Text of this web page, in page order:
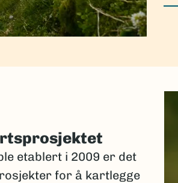
etablert i 2009 er det
for å kartlegge